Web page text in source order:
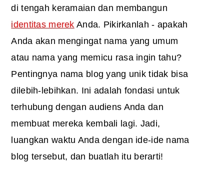
di tengah keramaian dan membangun
identitas merek Anda. Pikirkanlah - apakah
Anda akan mengingat nama yang umum
atau nama yang memicu rasa ingin tahu?
Pentingnya nama blog yang unik tidak bisa
dilebih-lebihkan. Ini adalah fondasi untuk
terhubung dengan audiens Anda dan
membuat mereka kembali lagi. Jadi,
luangkan waktu Anda dengan ide-ide nama
blog tersebut, dan buatlah itu berarti!